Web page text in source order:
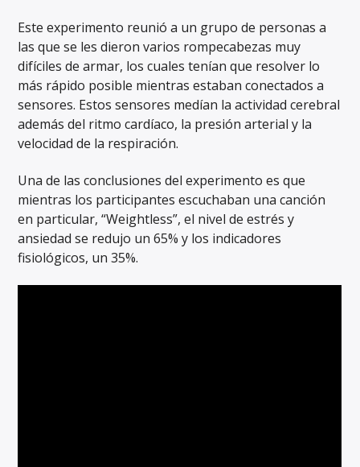
Este experimento reunió a un grupo de personas a
las que se les dieron varios rompecabezas muy
difíciles de armar, los cuales tenían que resolver lo
más rápido posible mientras estaban conectados a
sensores. Estos sensores medían la actividad cerebral
además del ritmo cardíaco, la presión arterial y la
velocidad de la respiración.
Una de las conclusiones del experimento es que
mientras los participantes escuchaban una canción
en particular, “Weightless”, el nivel de estrés y
ansiedad se redujo un 65% y los indicadores
fisiológicos, un 35%.